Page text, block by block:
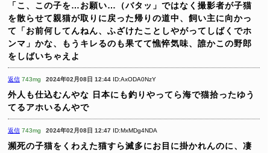
「こ、この子を…お願い…（バタッ」ではなく撮影者が子猫
を散らせて親猫が取りに戻った帰りの道中、飼い主に向かっ
て「お前何してんねん、ふざけたことしやがってしばくでホ
ンマ」かな、もうキレるのも果てて憔悴気味、誰かこの野郎
をしばいちゃえよ
返信 743mg 2024年02月08日 12:44 ID:AxODA0NzY
外人も仕込むんやな 日本にも釣りやってら海で猫拾ったゆう
てるアホいるんやで
返信 743mg 2024年02月08日 12:47 ID:MxMDg4NDA
瀕死の子猫をくわえた猫すら滅多にお目に掛かれんのに、凄